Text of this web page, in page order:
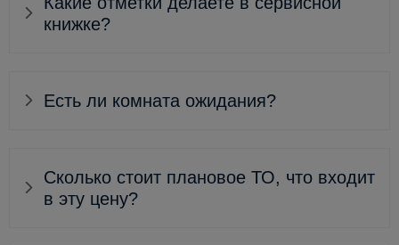
книжке?
Есть ли комната ожидания?
Сколько стоит плановое ТО, что входит
в эту цену?